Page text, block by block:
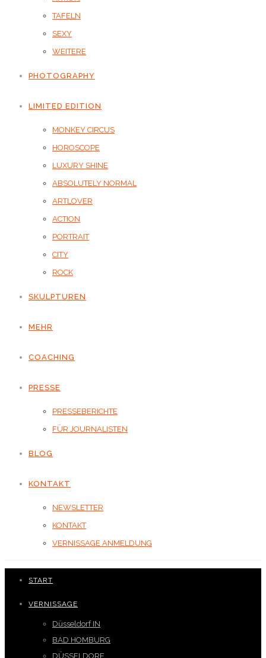
TAFELN
SEXY
WEITERE
PHOTOGRAPHY
LIMITED EDITION
MONKEY CIRCUS
HOROSCOPE
LUXURY SHINE
ABSOLUTELY NORMAL
ARTLOVER
ACTION
PORTRAIT
CITY
ROCK
SKULPTUREN
MEHR
COACHING
PRESSE
PRESSEBERICHTE
FÜR JOURNALISTEN
BLOG
KONTAKT
NEWSLETTER
KONTAKT
VERNISSAGE ANMELDUNG
START
VERNISSAGE
Düsseldorf IN
BAD HOMBURG
DÜSSELDORF